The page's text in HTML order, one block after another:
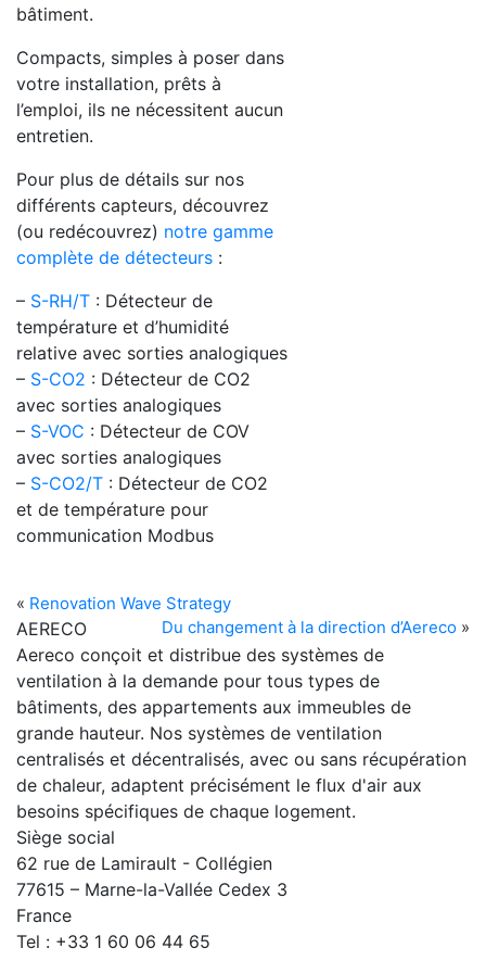
bâtiment.
Compacts, simples à poser dans
votre installation, prêts à
l’emploi, ils ne nécessitent aucun
entretien.
Pour plus de détails sur nos
différents capteurs, découvrez
(ou redécouvrez) notre gamme
complète de détecteurs :
– S-RH/T : Détecteur de
température et d’humidité
relative avec sorties analogiques
– S-CO2 : Détecteur de CO2
avec sorties analogiques
– S-VOC : Détecteur de COV
avec sorties analogiques
– S-CO2/T : Détecteur de CO2
et de température pour
communication Modbus
« Renovation Wave Strategy
Du changement à la direction d’Aereco »
AERECO
Aereco conçoit et distribue des systèmes de
ventilation à la demande pour tous types de
bâtiments, des appartements aux immeubles de
grande hauteur. Nos systèmes de ventilation
centralisés et décentralisés, avec ou sans récupération
de chaleur, adaptent précisément le flux d'air aux
besoins spécifiques de chaque logement.
Siège social
62 rue de Lamirault - Collégien
77615 – Marne-la-Vallée Cedex 3
France
Tel : +33 1 60 06 44 65